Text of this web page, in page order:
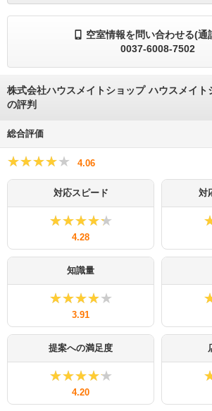
空室情報を問い合わせる(通
0037-6008-7502
株式会社ハウスメイトショップ ハウスメイト
の評判
総合評価
★★★★★
★★★★★ 4.06
対応スピード
★★★★★
★★★★★
4.28
対
知識量
★★★★★
★★★★★
3.91
提案への満足度
★★★★★
★★★★★
4.20